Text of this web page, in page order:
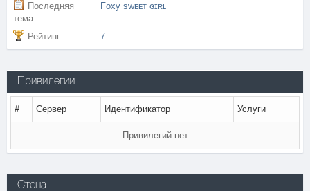
Последняя
тема:
Foxy sᴡᴇᴇᴛ ɢɪʀʟ
Рейтинг: 7
Привилегии
# Сервер Идентификатор Услуги
Привилегий нет
Стена